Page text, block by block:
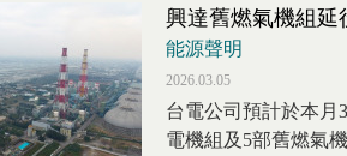
興達舊燃氣機組延
能源聲明
2026.03.05
台電公司預計於本月
電機組及5部舊燃氣